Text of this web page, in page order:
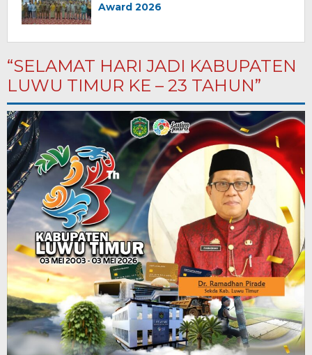
Award 2026
“SELAMAT HARI JADI KABUPATEN
LUWU TIMUR KE – 23 TAHUN”